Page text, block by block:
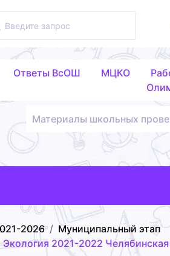
Ответы ВсОШ МЦКО
Материалы школьных
2026
Муниципальный этап
2021-2022 Челябинская